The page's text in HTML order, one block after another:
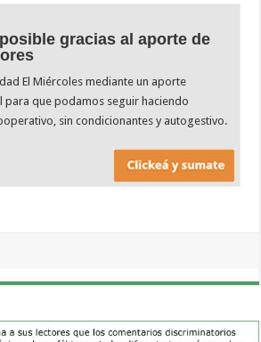
gracias al aporte de
El Miércoles mediante un aporte
para que podamos seguir haciendo
sin condicionantes y autogestivo.